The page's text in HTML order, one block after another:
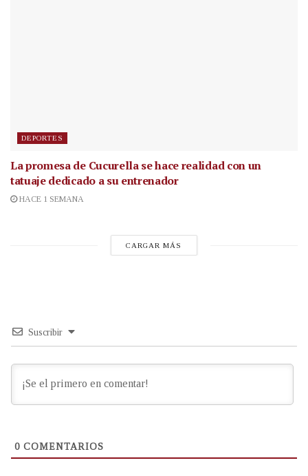
DEPORTES
La promesa de Cucurella se hace realidad con un
tatuaje dedicado a su entrenador
HACE 1 SEMANA
CARGAR MÁS
Suscribir
0 COMENTARIOS